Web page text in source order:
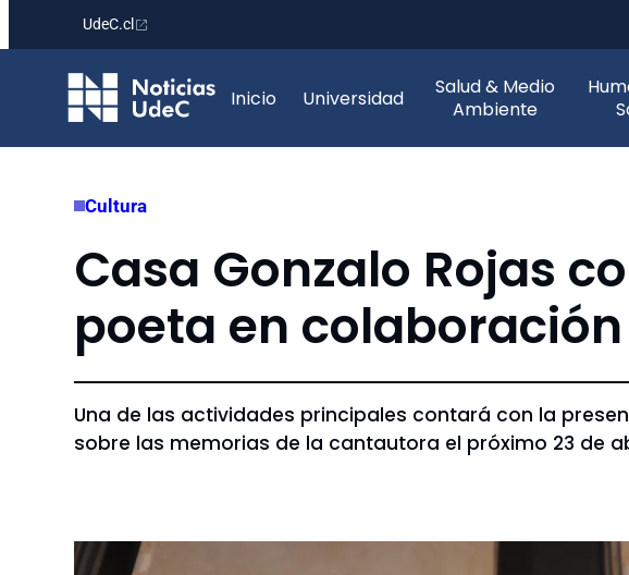
contenido
UdeC.cl
Inicio Universidad
Salud & Medio
Ambiente
Cultura
Casa Gonzalo Rojas
poeta en
Una de las actividades principales contará con la
sobre las memorias de la cantautora el próximo 23 de